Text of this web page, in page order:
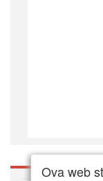
Ova web